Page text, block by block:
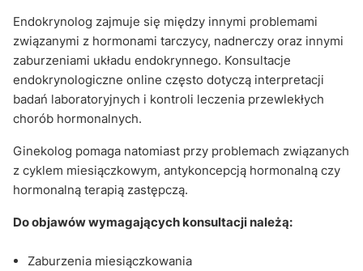
Endokrynolog zajmuje się między innymi problemami
związanymi z hormonami tarczycy, nadnerczy oraz innymi
zaburzeniami układu endokrynnego. Konsultacje
endokrynologiczne online często dotyczą interpretacji
badań laboratoryjnych i kontroli leczenia przewlekłych
chorób hormonalnych.
Ginekolog pomaga natomiast przy problemach związanych
z cyklem miesiączkowym, antykoncepcją hormonalną czy
hormonalną terapią zastępczą.
Do objawów wymagających konsultacji należą:
Zaburzenia miesiączkowania